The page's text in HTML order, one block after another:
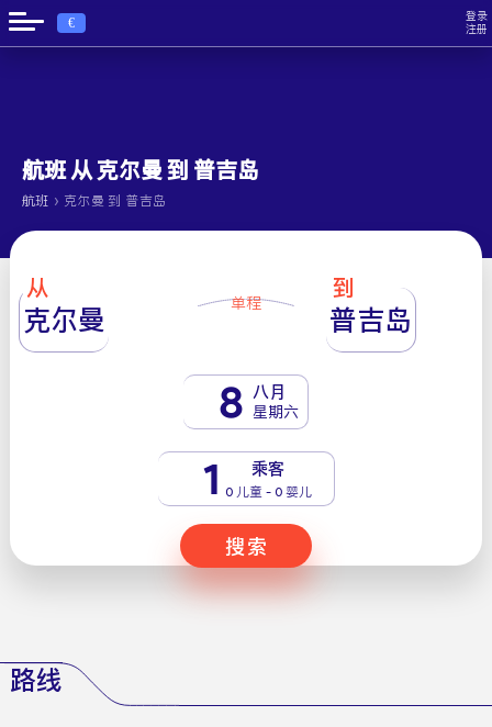
€
登录
注册
航班 从 克尔曼 到 普吉岛
航班 › 克尔曼 到 普吉岛
从
克尔曼 单程
到
普吉岛
8 八月
星期六
1 乘客
0 儿童 - 0 婴儿
搜索
路线